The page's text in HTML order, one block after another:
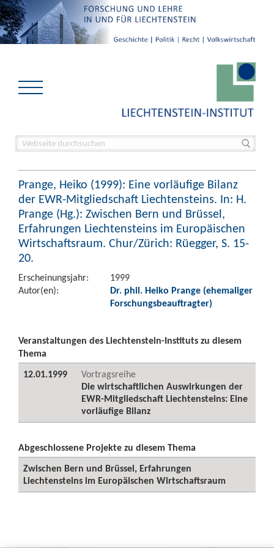
Prange, Heiko (1999): Eine vorläufige Bilanz
der EWR-Mitgliedschaft Liechtensteins. In: H.
Prange (Hg.): Zwischen Bern und Brüssel,
Erfahrungen Liechtensteins im Europäischen
Wirtschaftsraum. Chur/Zürich: Rüegger, S. 15-
20.
Erscheinungsjahr:
1999
Autor(en):
Dr. phil. Heiko Prange (ehemaliger
Forschungsbeauftragter)
Veranstaltungen des Liechtenstein-Instituts zu diesem
Thema
12.01.1999
Vortragsreihe
Die wirtschaftlichen Auswirkungen der
EWR-Mitgliedschaft Liechtensteins: Eine
vorläufige Bilanz
Abgeschlossene Projekte zu diesem Thema
Zwischen Bern und Brüssel, Erfahrungen
Liechtensteins im Europäischen Wirtschaftsraum